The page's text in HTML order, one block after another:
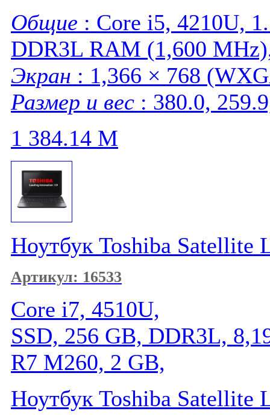
Общие : Core i5, 4210U,
DDR3L RAM (1,600
Экран : 1,366 × 768
Размер и вес : 380.0,
1 384.14 M
Ноутбук Toshiba Satellite
Артикул: 16533
Core i7, 4510U,
SSD, 256 GB, DDR3L,
R7 M260, 2 GB,
Ноутбук Toshiba Satellite